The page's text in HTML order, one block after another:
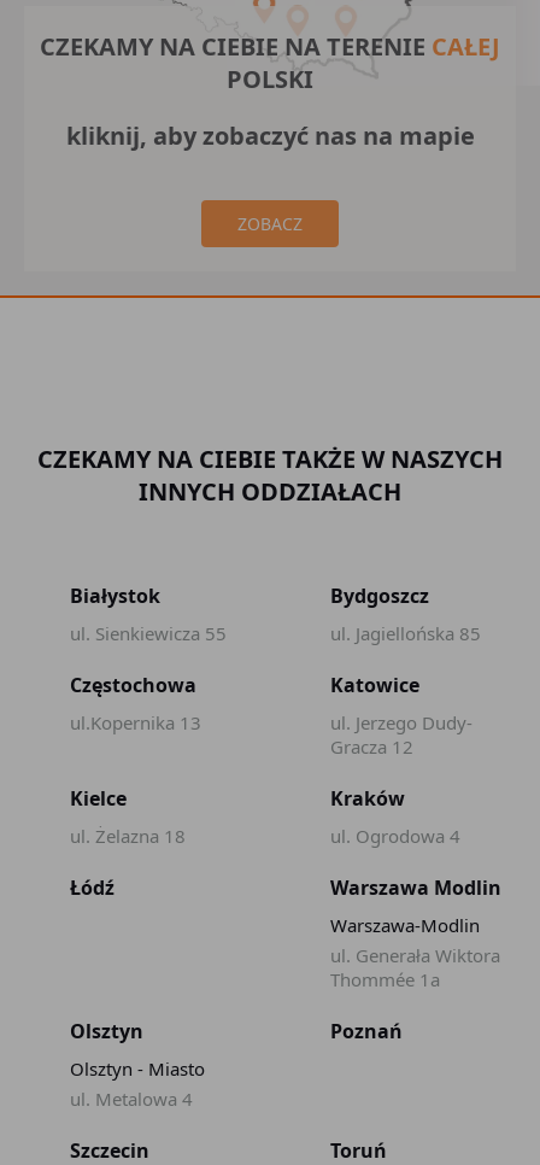
CZEKAMY NA CIEBIE NA TERENIE CAŁEJ
POLSKI
kliknij, aby zobaczyć nas na mapie
ZOBACZ
CZEKAMY NA CIEBIE TAKŻE W NASZYCH
INNYCH ODDZIAŁACH
Białystok
ul. Sienkiewicza 55
Bydgoszcz
ul. Jagiellońska 85
Częstochowa
ul.Kopernika 13
Katowice
ul. Jerzego Dudy-
Gracza 12
Kielce
ul. Żelazna 18
Kraków
ul. Ogrodowa 4
Łódź Warszawa Modlin
Warszawa-Modlin
ul. Generała Wiktora
Thommée 1a
Olsztyn
Olsztyn - Miasto
ul. Metalowa 4
Poznań
Szczecin Toruń